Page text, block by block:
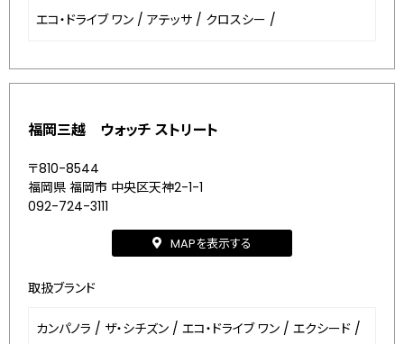
エコ・ドライブ ワン / アテッサ / クロスシー /
福岡三越 ウォッチ ストリート
〒810-8544
福岡県 福岡市 中央区天神2-1-1
092-724-3111
MAPを表示する
取扱ブランド
カンパノラ / ザ・シチズン / エコ・ドライブ ワン / エクシード /